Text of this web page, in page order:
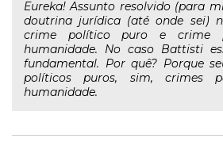
Eureka! Assunto resolvido (para
doutrina jurídica (até onde sei)
crime político puro e crime
humanidade. No caso Battisti
fundamental. Por quê? Porque
políticos puros, sim, crimes
humanidade.